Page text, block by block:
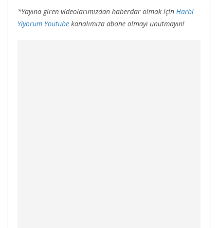
*Yayına giren videolarımızdan haberdar olmak için Harbi
Yiyorum Youtube kanalımıza abone olmayı unutmayın!